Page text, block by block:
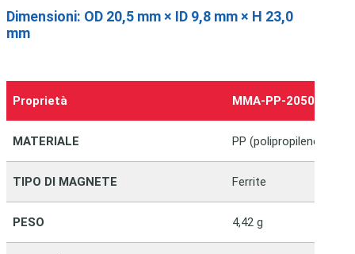
Dimensioni: OD 20,5 mm × ID 9,8 mm × H 23,0
mm
Proprietà MMA-PP-20509823-
MATERIALE PP (polipropilene)
TIPO DI MAGNETE Ferrite
PESO 4,42 g